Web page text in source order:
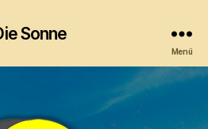
Sonne
Menü